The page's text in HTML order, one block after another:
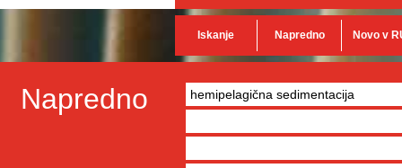
Iskanje Napredno Novo v
Napredno